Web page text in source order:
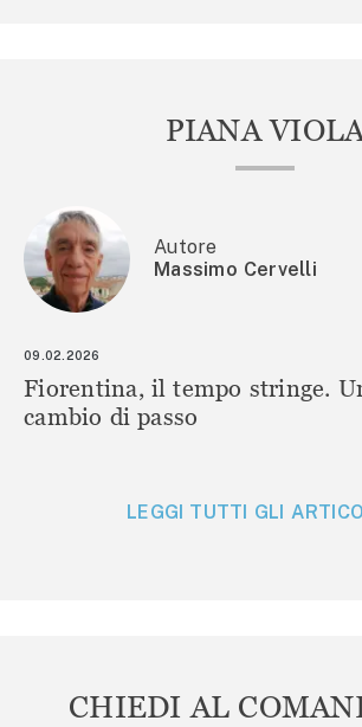
PIANA
Autore
Massimo Cervelli
09.02.2026
Fiorentina, il tempo stringe.
cambio di passo
LEGGI TUTTI GLI
CHIEDI AL